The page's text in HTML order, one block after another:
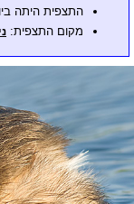
התצפית היתה
מקום התצפית: